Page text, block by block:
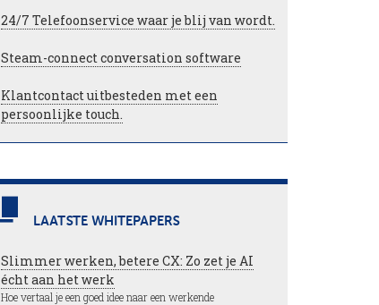
24/7 Telefoonservice waar je blij van wordt.
Steam-connect conversation software
Klantcontact uitbesteden met een
persoonlijke touch.
LAATSTE WHITEPAPERS
Slimmer werken, betere CX: Zo zet je AI
écht aan het werk
Hoe vertaal je een goed idee naar een werkende